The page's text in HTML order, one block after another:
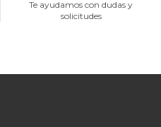
Te ayudamos con dudas y
solicitudes